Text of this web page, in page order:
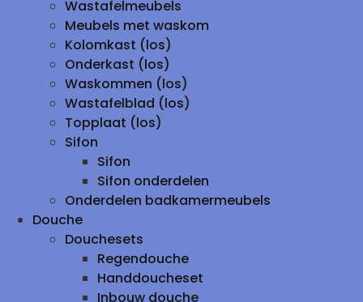
Wastafelmeubels
Meubels met waskom
Kolomkast (los)
Onderkast (los)
Waskommen (los)
Wastafelblad (los)
Topplaat (los)
Sifon
Sifon
Sifon onderdelen
Onderdelen badkamermeubels
Douche
Douchesets
Regendouche
Handdoucheset
Inbouw douche